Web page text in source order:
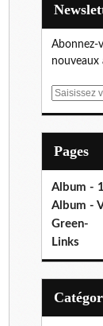
Abonnez-
nouveaux
E
Pages
Album -
Album -
Green-
Links